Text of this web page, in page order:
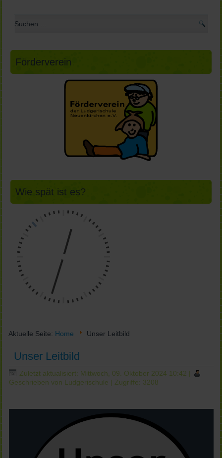
Förderverein
Wie spät ist es?
Aktuelle Seite: Home Unser Leitbild
Unser Leitbild
Zuletzt aktualisiert: Mittwoch, 09. Oktober 2024 10:42 |
Geschrieben von Ludgerischule | Zugriffe: 3208